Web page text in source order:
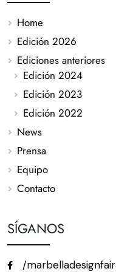
Home
Edición 2026
Ediciones anteriores
Edición 2024
Edición 2023
Edición 2022
News
Prensa
Equipo
Contacto
SÍGANOS
/marbelladesignfair